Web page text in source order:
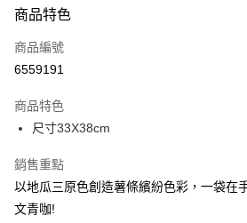
信用卡一次付款
超商取貨付款
Apple Pay
街口支付
悠遊付
商品特色
商品編號
6559191
商品特色
尺寸33X38cm
銷售重點
以地瓜三原色創造薯條繽紛色彩，一袋在
文青咖!